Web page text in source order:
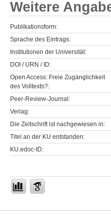
Weitere
Publikationsform:
Sprache des Eintrags:
Institutionen der Universität:
DOI / URN / ID:
Open Access: Freie Zugänglichkeit
des Volltexts?:
Peer-Review-Journal:
Verlag:
Die Zeitschrift ist nachgewiesen in:
Titel an der KU entstanden:
KU.edoc-ID: